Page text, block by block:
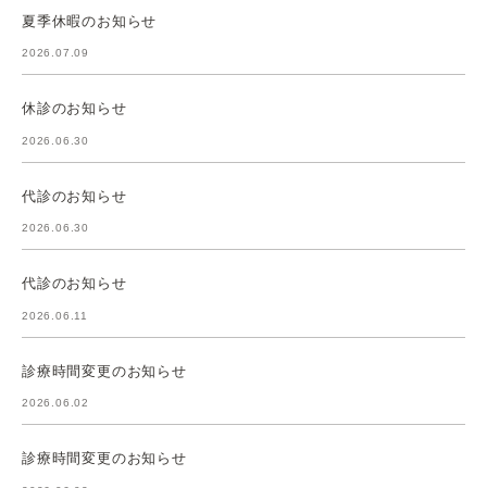
夏季休暇のお知らせ
2026.07.09
休診のお知らせ
2026.06.30
代診のお知らせ
2026.06.30
代診のお知らせ
2026.06.11
診療時間変更のお知らせ
2026.06.02
診療時間変更のお知らせ